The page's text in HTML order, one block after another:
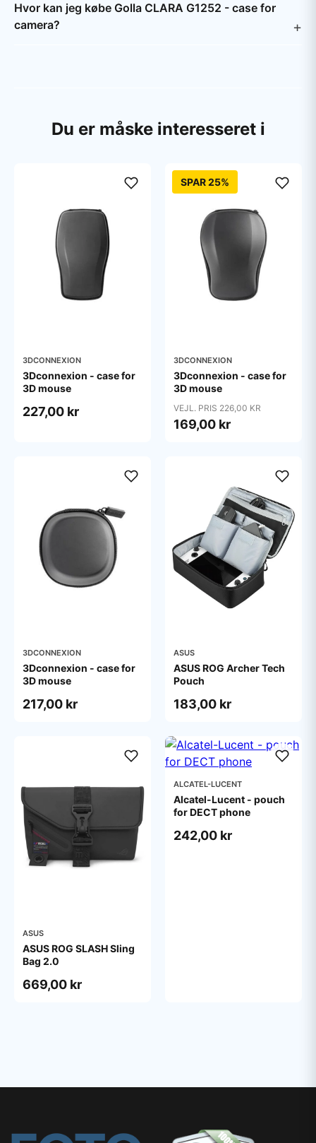
Hvor kan jeg købe Golla CLARA G1252 - case for
camera?
Du er måske interesseret i
3DCONNEXION
3Dconnexion - case for
3D mouse
227,00 kr
SPAR 25%
3DCONNEXION
3Dconnexion - case for
3D mouse
VEJL. PRIS 226,00 KR
169,00 kr
3DCONNEXION
3Dconnexion - case for
3D mouse
217,00 kr
ASUS
ASUS ROG Archer Tech
Pouch
183,00 kr
ASUS
ASUS ROG SLASH Sling
Bag 2.0
669,00 kr
ALCATEL-LUCENT
Alcatel-Lucent - pouch
for DECT phone
242,00 kr